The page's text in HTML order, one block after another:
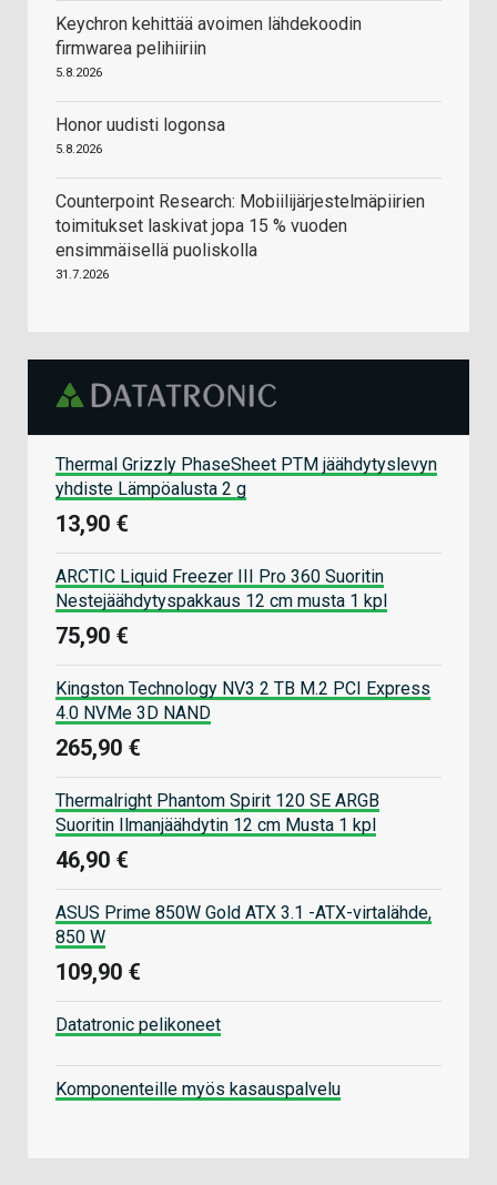
Keychron kehittää avoimen lähdekoodin
firmwarea pelihiiriin
5.8.2026
Honor uudisti logonsa
5.8.2026
Counterpoint Research: Mobiilijärjestelmäpiirien
toimitukset laskivat jopa 15 % vuoden
ensimmäisellä puoliskolla
31.7.2026
Thermal Grizzly PhaseSheet PTM jäähdytyslevyn
yhdiste Lämpöalusta 2 g
13,90 €
ARCTIC Liquid Freezer III Pro 360 Suoritin
Nestejäähdytyspakkaus 12 cm musta 1 kpl
75,90 €
Kingston Technology NV3 2 TB M.2 PCI Express
4.0 NVMe 3D NAND
265,90 €
Thermalright Phantom Spirit 120 SE ARGB
Suoritin Ilmanjäähdytin 12 cm Musta 1 kpl
46,90 €
ASUS Prime 850W Gold ATX 3.1 -ATX-virtalähde,
850 W
109,90 €
Datatronic pelikoneet
Komponenteille myös kasauspalvelu